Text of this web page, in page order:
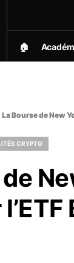
🏠︎
La Bourse de New
CRYPTO